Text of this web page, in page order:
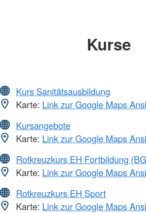
Kurse
Kurs Sanitätsausbildung
Karte: Link zur Google Maps
Kursangebote
Karte: Link zur Google Maps
Rotkreuzkurs EH Fortbildung
Karte: Link zur Google Maps
Rotkreuzkurs EH Sport
Karte: Link zur Google Maps